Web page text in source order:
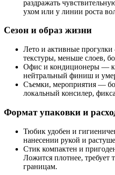
раздражать
ухом или у линии роста
Сезон и образ жизни
Лето и активные
текстуры, меньше слоев,
Офис и кондиционеры —
нейтральный финиш и
Съемки, мероприятия —
локальный консилер,
Формат упаковки и
Тюбик удобен и
нанесении рукой и
Стик компактен и
Ложится плотнее, требует
границам.